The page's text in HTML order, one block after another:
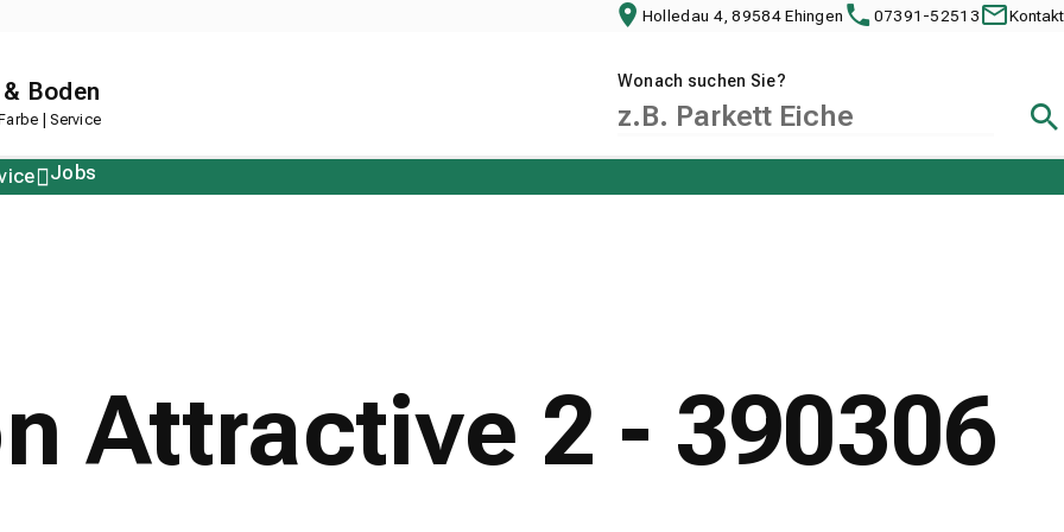
Holledau 4, 89584 Ehingen 07391-52513 Kontakt
Boden
| Service
Wonach suchen Sie?
Jobs
Attractive 2 - 390306